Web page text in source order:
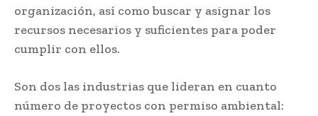
organización, así como buscar y asignar los
recursos necesarios y suficientes para poder
cumplir con ellos.
Son dos las industrias que lideran en cuanto
número de proyectos con permiso ambiental: